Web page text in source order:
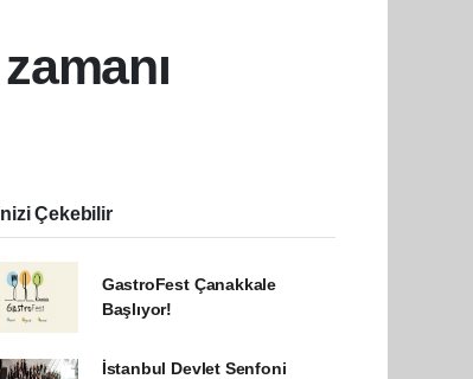
Çekebilir
GastroFest Çanakkale
Başlıyor!
İstanbul Devlet Senfoni